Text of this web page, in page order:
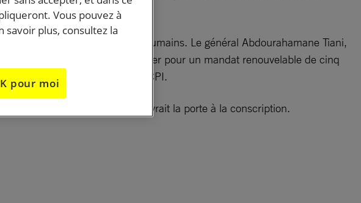
expatrié.
à l’encontre des droits humains. Le général Abdourahamane Tiani,
de la République du Niger pour un mandat renouvelable de cinq
a annoncé son retrait de la CPI.
la défense du pays, qui ouvrait la porte à la conscription.
Vous pouvez à
plus, consultez la
pour moi